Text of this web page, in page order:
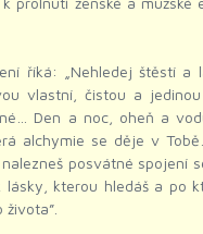
říká: „Nehledej štěstí a
vlastní, čistou a
Den a noc, oheň a
alchymie se děje v
posvátné spojení
lásky, kterou hledáš a po